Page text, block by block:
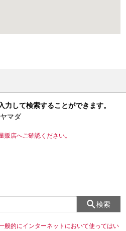
力して検索することができます。
マダ
店へご確認ください。
検索
般的にインターネットにおいて使ってはい